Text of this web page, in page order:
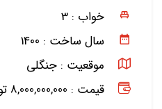
خواب : 3
سال ساخت : 1400
موقعیت : جنگلی
قیمت : 8,000,000,000 تومان /